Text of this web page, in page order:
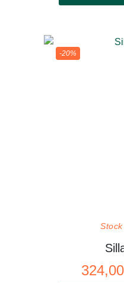
-20%
Stock